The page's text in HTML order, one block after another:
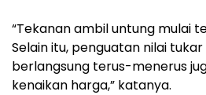
“Tekanan ambil untung mulai
Selain itu, penguatan nilai
berlangsung terus-menerus
kenaikan harga,” katanya.